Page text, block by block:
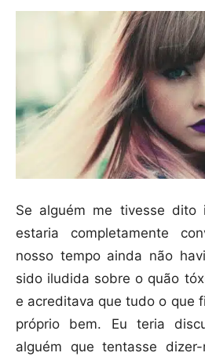
Se alguém me tivesse
estaria completamente
nosso tempo ainda não
sido iludida sobre o quão
e acreditava que tudo o que
próprio bem. Eu teria
alguém que tentasse